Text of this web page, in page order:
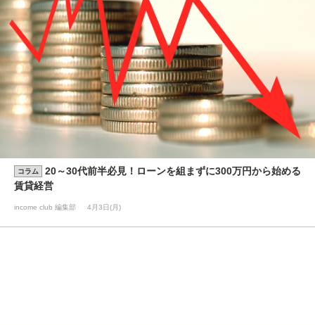
コラム
20～30代前半必見！ローンを組まずに300万円から始める
賃貸経営
income club 編集部 4月3日(月)